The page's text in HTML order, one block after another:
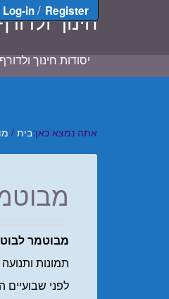
Log-in/ Register
חינוך
יסודות חינוך ולדורף
אתה נמצא כאן:בית /
מבוטמר
תמונות
לפני שבועיים